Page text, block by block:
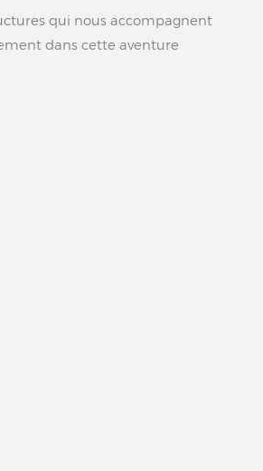
qui nous accompagnent
dans cette aventure